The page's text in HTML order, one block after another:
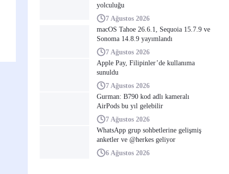
yolculuğu
7 Ağustos 2026
macOS Tahoe 26.6.1, Sequoia 15.7.9 ve
Sonoma 14.8.9 yayımlandı
7 Ağustos 2026
Apple Pay, Filipinler’de kullanıma
sunuldu
7 Ağustos 2026
Gurman: B790 kod adlı kameralı
AirPods bu yıl gelebilir
7 Ağustos 2026
WhatsApp grup sohbetlerine gelişmiş
anketler ve @herkes geliyor
6 Ağustos 2026